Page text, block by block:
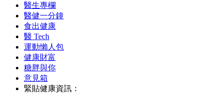
醫生專欄
醫健一分鐘
食出健康
醫 Tech
運動懶人包
健康財富
糖胖與你
意見箱
緊貼健康資訊：